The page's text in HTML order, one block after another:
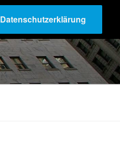
Datenschutzerklärung